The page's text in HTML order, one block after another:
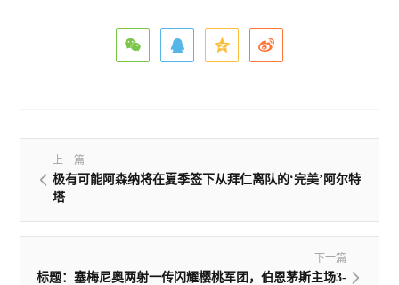
上一篇
极有可能阿森纳将在夏季签下从拜仁离队的‘完美’阿尔特
塔
下一篇
标题：塞梅尼奥两射一传闪耀樱桃军团，伯恩茅斯主场3-